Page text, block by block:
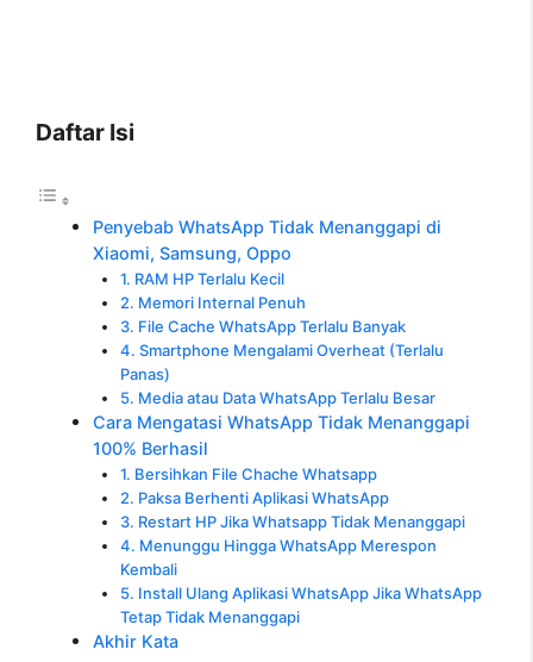
Daftar Isi
Penyebab WhatsApp Tidak Menanggapi di
Xiaomi, Samsung, Oppo
1. RAM HP Terlalu Kecil
2. Memori Internal Penuh
3. File Cache WhatsApp Terlalu Banyak
4. Smartphone Mengalami Overheat (Terlalu
Panas)
5. Media atau Data WhatsApp Terlalu Besar
Cara Mengatasi WhatsApp Tidak Menanggapi
100% Berhasil
1. Bersihkan File Chache Whatsapp
2. Paksa Berhenti Aplikasi WhatsApp
3. Restart HP Jika Whatsapp Tidak Menanggapi
4. Menunggu Hingga WhatsApp Merespon
Kembali
5. Install Ulang Aplikasi WhatsApp Jika WhatsApp
Tetap Tidak Menanggapi
Akhir Kata